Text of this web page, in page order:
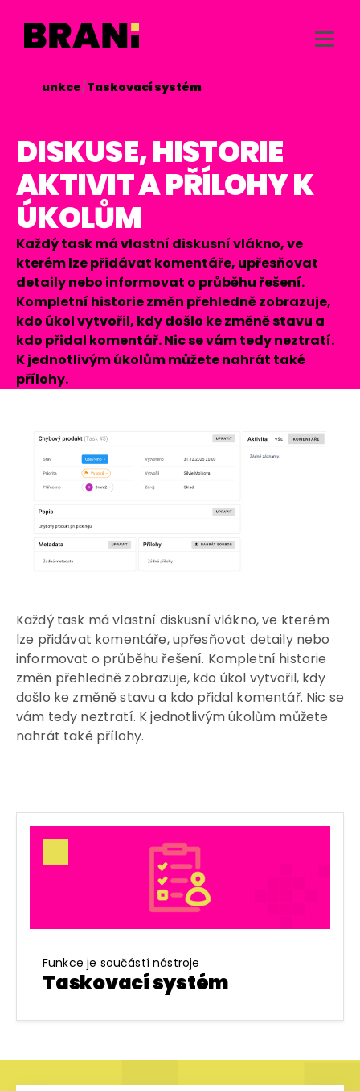
Funkce/Taskovací systém
DISKUSE, HISTORIE
AKTIVIT A PŘÍLOHY K
ÚKOLŮM
Každý task má vlastní diskusní vlákno, ve
kterém lze přidávat komentáře, upřesňovat
detaily nebo informovat o průběhu řešení.
Kompletní historie změn přehledně zobrazuje,
kdo úkol vytvořil, kdy došlo ke změně stavu a
kdo přidal komentář. Nic se vám tedy neztratí.
K jednotlivým úkolům můžete nahrát také
přílohy.
Každý task má vlastní diskusní vlákno, ve kterém
lze přidávat komentáře, upřesňovat detaily nebo
informovat o průběhu řešení. Kompletní historie
změn přehledně zobrazuje, kdo úkol vytvořil, kdy
došlo ke změně stavu a kdo přidal komentář. Nic se
vám tedy neztratí. K jednotlivým úkolům můžete
nahrát také přílohy.
Funkce je součástí nástroje
Taskovací systém